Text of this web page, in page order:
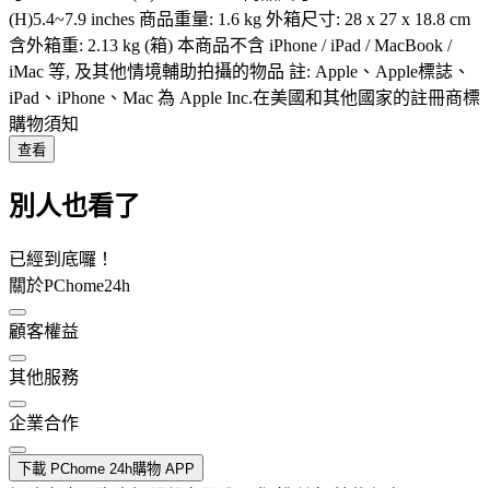
(H)5.4~7.9 inches 商品重量: 1.6 kg 外箱尺寸: 28 x 27 x 18.8 cm
含外箱重: 2.13 kg (箱) 本商品不含 iPhone / iPad / MacBook /
iMac 等, 及其他情境輔助拍攝的物品 註: Apple、Apple標誌、
iPad、iPhone、Mac 為 Apple Inc.在美國和其他國家的註冊商標
購物須知
查看
別人也看了
已經到底囉！
關於PChome24h
顧客權益
其他服務
企業合作
下載 PChome 24h購物 APP